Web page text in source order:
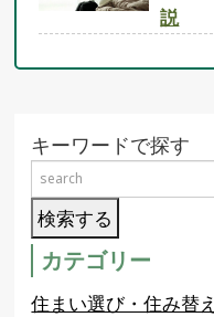
説
キーワードで探す
カテゴリー
住まい選び・住み替え